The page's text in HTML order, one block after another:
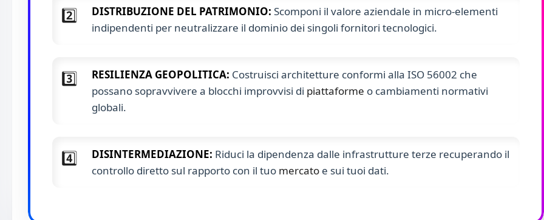
2️⃣ DISTRIBUZIONE DEL PATRIMONIO: Scomponi il valore aziendale in micro-elementi
indipendenti per neutralizzare il dominio dei singoli fornitori tecnologici.
3️⃣ RESILIENZA GEOPOLITICA: Costruisci architetture conformi alla ISO 56002 che
possano sopravvivere a blocchi improvvisi di piattaforme o cambiamenti normativi
globali.
4️⃣ DISINTERMEDIAZIONE: Riduci la dipendenza dalle infrastrutture terze recuperando il
controllo diretto sul rapporto con il tuo mercato e sui tuoi dati.